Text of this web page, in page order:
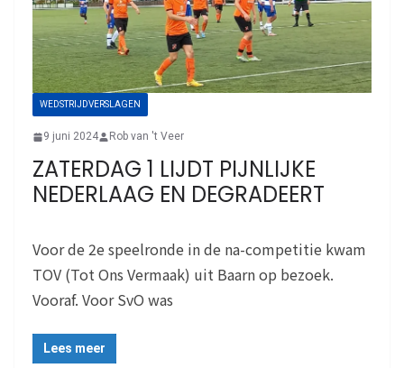
WEDSTRIJDVERSLAGEN
9 juni 2024 Rob van 't Veer
ZATERDAG 1 LIJDT PIJNLIJKE
NEDERLAAG EN DEGRADEERT
Voor de 2e speelronde in de na-competitie kwam
TOV (Tot Ons Vermaak) uit Baarn op bezoek.
Vooraf. Voor SvO was
Lees meer